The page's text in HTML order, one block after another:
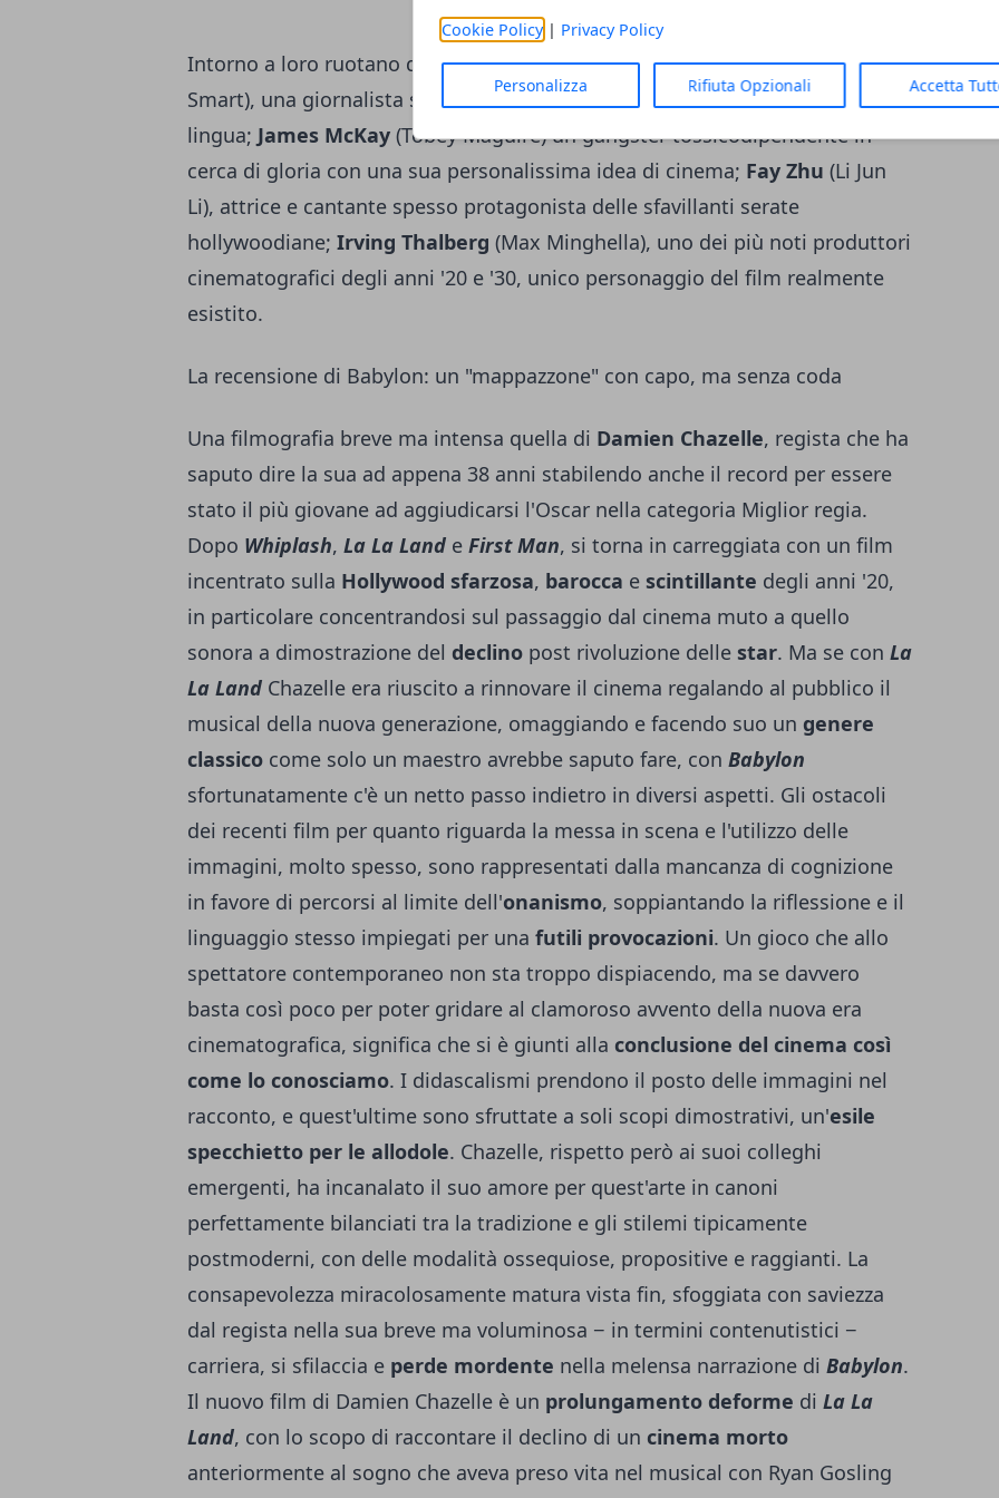
Cookie Policy| Privacy Policy
Personalizza Rifiuta Opzionali Accetta
Intorno a loro ruotano diversi personaggi, a partire daElinor St. John (Jean
Smart), una giornalista specializzata in cronaca scandalistica senza peli sulla
lingua; James McKay (Tobey Maguire) un gangster tossicodipendente in
cerca di gloria con una sua personalissima idea di cinema; Fay Zhu (Li Jun
Li), attrice e cantante spesso protagonista delle sfavillanti serate
hollywoodiane; Irving Thalberg (Max Minghella), uno dei più noti produttori
cinematografici degli anni '20 e '30, unico personaggio del film realmente
esistito.
La recensione di Babylon: un "mappazzone" con capo, ma senza coda
Una filmografia breve ma intensa quella di Damien Chazelle, regista che ha
saputo dire la sua ad appena 38 anni stabilendo anche il record per essere
stato il più giovane ad aggiudicarsi l'Oscar nella categoria Miglior regia.
Dopo Whiplash, La La Land e First Man, si torna in carreggiata con un film
incentrato sulla Hollywood sfarzosa, barocca e scintillante degli anni '20,
in particolare concentrandosi sul passaggio dal cinema muto a quello
sonora a dimostrazione del declino post rivoluzione delle star. Ma se con La
La Land Chazelle era riuscito a rinnovare il cinema regalando al pubblico il
musical della nuova generazione, omaggiando e facendo suo un genere
classico come solo un maestro avrebbe saputo fare, con Babylon
sfortunatamente c'è un netto passo indietro in diversi aspetti. Gli ostacoli
dei recenti film per quanto riguarda la messa in scena e l'utilizzo delle
immagini, molto spesso, sono rappresentati dalla mancanza di cognizione
in favore di percorsi al limite dell'onanismo, soppiantando la riflessione e il
linguaggio stesso impiegati per una futili provocazioni. Un gioco che allo
spettatore contemporaneo non sta troppo dispiacendo, ma se davvero
basta così poco per poter gridare al clamoroso avvento della nuova era
cinematografica, significa che si è giunti alla conclusione del cinema così
come lo conosciamo. I didascalismi prendono il posto delle immagini nel
racconto, e quest'ultime sono sfruttate a soli scopi dimostrativi, un'esile
specchietto per le allodole. Chazelle, rispetto però ai suoi colleghi
emergenti, ha incanalato il suo amore per quest'arte in canoni
perfettamente bilanciati tra la tradizione e gli stilemi tipicamente
postmoderni, con delle modalità ossequiose, propositive e raggianti. La
consapevolezza miracolosamente matura vista fin, sfoggiata con saviezza
dal regista nella sua breve ma voluminosa − in termini contenutistici −
carriera, si sfilaccia e perde mordente nella melensa narrazione di Babylon.
Il nuovo film di Damien Chazelle è un prolungamento deforme di La La
Land, con lo scopo di raccontare il declino di un cinema morto
anteriormente al sogno che aveva preso vita nel musical con Ryan Gosling